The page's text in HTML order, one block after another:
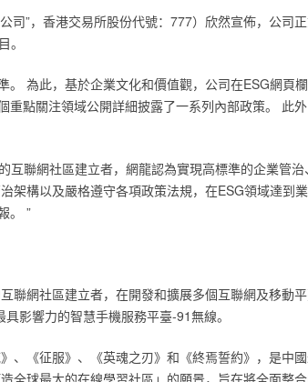
司”，香港交易所股份代號：777）欣然宣佈，公司
為此，基於企業文化和價值觀，公司在ESG網頁
點關注領域公開詳細披露了一系列內部政策。 此
聯網社區建立者，網龍認為實現高標準的企業管
架構以及嚴格遵守各項政策法規，在ESG領域達到
。 ”‎
網社區建立者，在開發和擴展多個互聯網及移動
影響力的智慧手機服務平臺-91無線。‎
、《征服》、《英魂之刃》和《終焉誓約》，是中
全球最大的在線學習社區」的願景，旨在將全面整